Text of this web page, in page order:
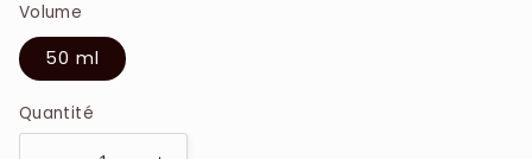
Volume
50 ml
Quantité